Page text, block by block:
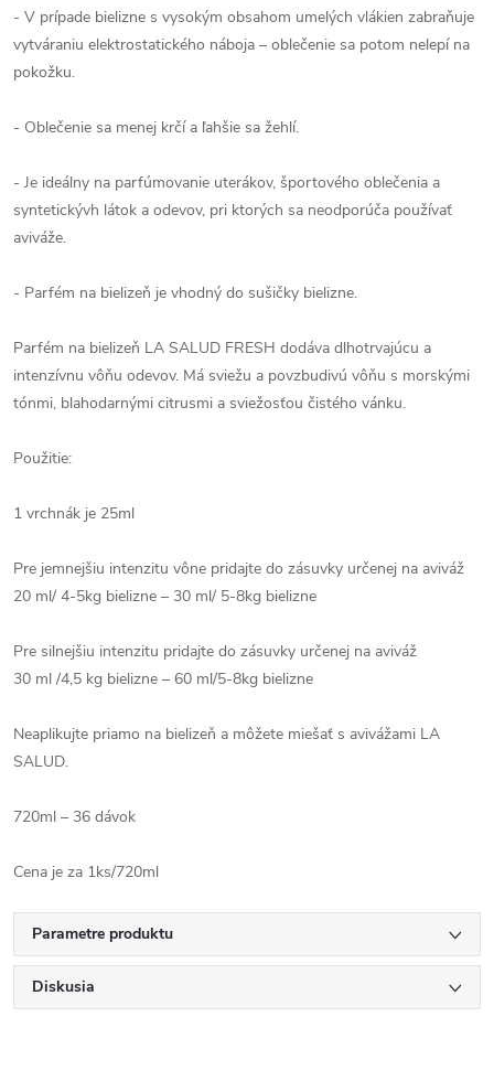
- V prípade bielizne s vysokým obsahom umelých vlákien zabraňuje
vytváraniu elektrostatického náboja – oblečenie sa potom nelepí na
pokožku.
- Oblečenie sa menej krčí a ľahšie sa žehlí.
- Je ideálny na parfúmovanie uterákov, športového oblečenia a
syntetickývh látok a odevov, pri ktorých sa neodporúča používať
aviváže.
- Parfém na bielizeň je vhodný do sušičky bielizne.
Parfém na bielizeň LA SALUD FRESH dodáva dlhotrvajúcu a
intenzívnu vôňu odevov. Má sviežu a povzbudivú vôňu s morskými
tónmi, blahodarnými citrusmi a sviežosťou čistého vánku.
Použitie:
1 vrchnák je 25ml
Pre jemnejšiu intenzitu vône pridajte do zásuvky určenej na aviváž
20 ml/ 4-5kg bielizne – 30 ml/ 5-8kg bielizne
Pre silnejšiu intenzitu pridajte do zásuvky určenej na aviváž
30 ml /4,5 kg bielizne – 60 ml/5-8kg bielizne
Neaplikujte priamo na bielizeň a môžete miešať s avivážami LA
SALUD.
720ml – 36 dávok
Cena je za 1ks/720ml
Parametre produktu
Diskusia